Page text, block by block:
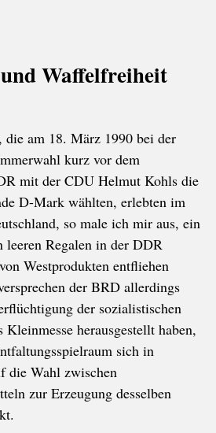
Waffelfreiheit
die am 18. März 1990 bei der
kurz vor dem
mit der CDU Helmut Kohls die
D-Mark wählten, erlebten im
so male ich mir aus, ein
leeren Regalen in der DDR
Westprodukten entfliehen
der BRD allerdings
der sozialistischen
herausgestellt haben,
sich in
die Wahl zwischen
zur Erzeugung desselben